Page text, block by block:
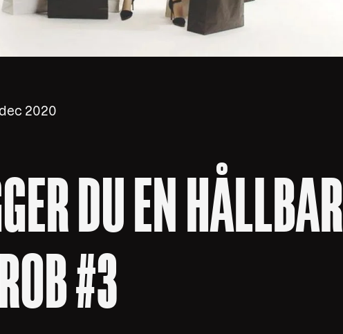
2020
DU EN HÅLLBAR
#3